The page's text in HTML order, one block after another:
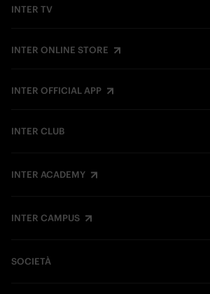
INTER TV
INTER ONLINE STORE
INTER OFFICIAL APP
INTER CLUB
INTER ACADEMY
INTER CAMPUS
SOCIETÀ